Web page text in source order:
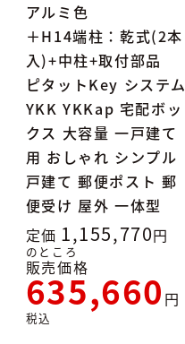
アルミ色
＋H14端柱：乾式(2本
入)+中柱+取付部品
ピタットKey システム
YKK YKKap 宅配ボッ
クス 大容量 一戸建て
用 おしゃれ シンプル
戸建て 郵便ポスト 郵
便受け 屋外 一体型
定価 1,155,770
のところ
販売価格
635,660
税込